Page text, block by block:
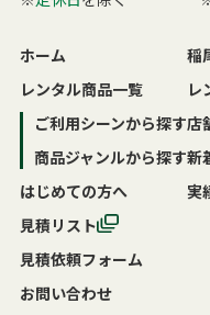
ホーム
レンタル商品一覧
ご利用シーンから探す
商品ジャンルから探す
はじめての方へ
稲
レ
店
新
実
見積リスト
見積依頼フォーム
お問い合わせ